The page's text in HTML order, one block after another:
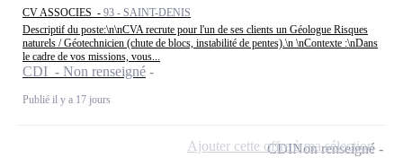
CV ASSOCIES - 93 - SAINT-DENIS
Descriptif du poste:\n\nCVA recrute pour l'un de ses clients un Géologue Risques
naturels / Géotechnicien (chute de blocs, instabilité de pentes).\n \nContexte :\nDans
le cadre de vos missions, vous...
CDI - Non renseigné
Publié il y a 17 jours
CDINon renseigné
Ajouter cette offre à ma sélection